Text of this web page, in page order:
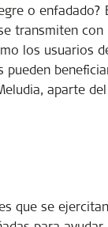
o enfadado?
transmiten con
los usuarios
pueden
aparte
que se